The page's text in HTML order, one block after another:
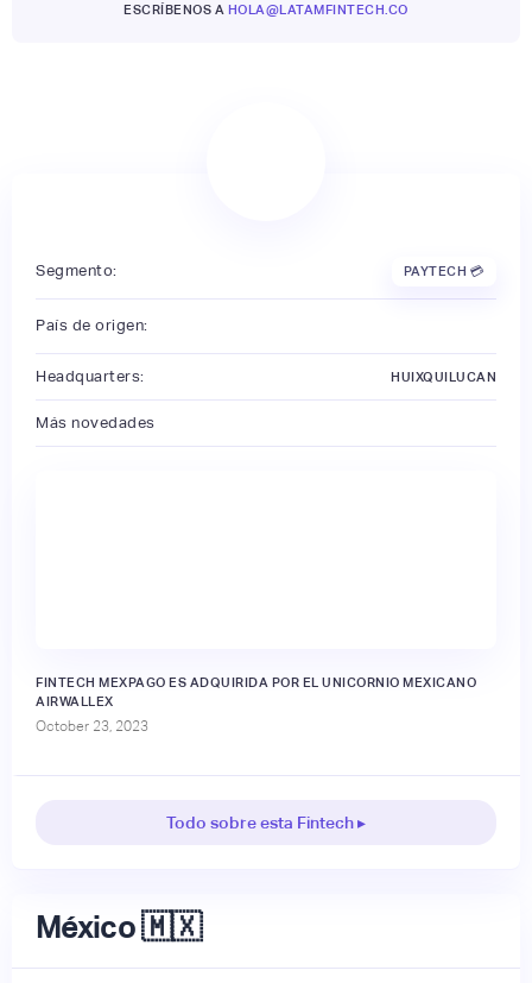
ESCRÍBENOS A HOLA@LATAMFINTECH.CO
Segmento: PAYTECH 💳
País de origen:
Headquarters: HUIXQUILUCAN
Más novedades
FINTECH MEXPAGO ES ADQUIRIDA POR EL UNICORNIO MEXICANO
AIRWALLEX
October 23, 2023
Todo sobre esta Fintech ▸
México 🇲🇽